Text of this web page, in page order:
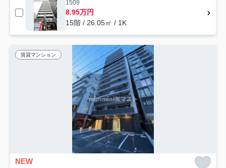
1509
8.95万円
15階 / 26.05㎡ / 1K
賃貸マンション
NEW